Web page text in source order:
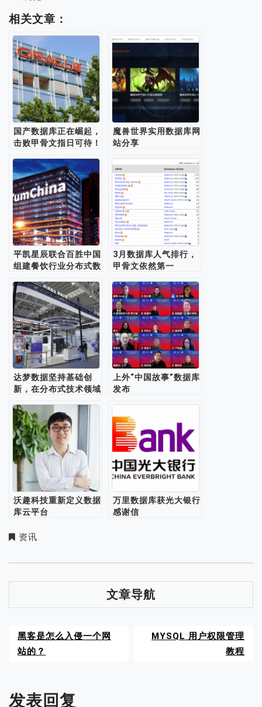
相关文章：
国产数据库正在崛起，
击败甲骨文指日可待！
魔兽世界实用数据库网
站分享
平凯星辰联合百胜中国
组建餐饮行业分布式数
3月数据库人气排行，
甲骨文依然第一
达梦数据坚持基础创
新，在分布式技术领域
上外“中国故事”数据库
发布
沃趣科技重新定义数据
库云平台
万里数据库获光大银行
感谢信
资讯
文章导航
黑客是怎么入侵一个网
站的？
MYSQL 用户权限管理
教程
发表回复